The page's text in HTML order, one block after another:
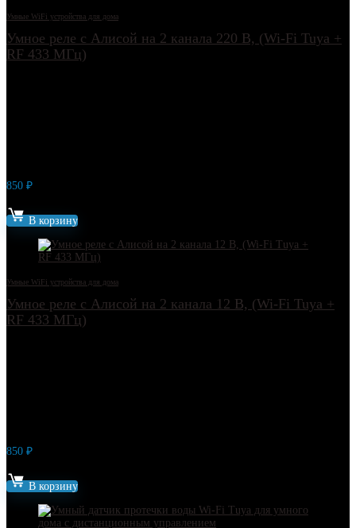
Умные WiFi устройства для дома
Умное реле с Алисой на 2 канала 220 В, (Wi-Fi Tuya +
RF 433 МГц)
850 ₽
В корзину
Умные WiFi устройства для дома
Умное реле с Алисой на 2 канала 12 В, (Wi-Fi Tuya +
RF 433 МГц)
850 ₽
В корзину